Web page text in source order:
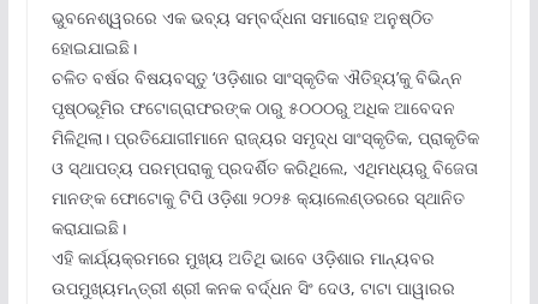
ଭୁବନେଶ୍ୱରରେ ଏକ ଭବ୍ୟ ସମ୍ବର୍ଦ୍ଧନା ସମାରୋହ ଅନୁଷ୍ଠିତ
ହୋଇଯାଇଛି।
ଚଳିତ ବର୍ଷର ବିଷୟବସ୍ତୁ ‘ଓଡ଼ିଶାର ସାଂସ୍କୃତିକ ଐତିହ୍ୟ’କୁ ବିଭିନ୍ନ
ପୃଷ୍ଠଭୂମିର ଫଟୋଗ୍ରାଫରଙ୍କ ଠାରୁ ୫୦୦୦ରୁ ଅଧିକ ଆବେଦନ
ମିଳିଥିଲା। ପ୍ରତିଯୋଗୀମାନେ ରାଜ୍ୟର ସମୃଦ୍ଧ ସାଂସ୍କୃତିକ, ପ୍ରାକୃତିକ
ଓ ସ୍ଥାପତ୍ୟ ପରମ୍ପରାକୁ ପ୍ରଦର୍ଶିତ କରିଥିଲେ, ଏଥିମଧ୍ୟରୁ ବିଜେତା
ମାନଙ୍କ ଫୋଟୋକୁ ଟିପି ଓଡ଼ିଶା ୨୦୨୫ କ୍ୟାଲେଣ୍ଡରରେ ସ୍ଥାନିତ
କରାଯାଇଛି।
ଏହି କାର୍ଯ୍ୟକ୍ରମରେ ମୁଖ୍ୟ ଅତିଥି ଭାବେ ଓଡ଼ିଶାର ମାନ୍ୟବର
ଉପମୁଖ୍ୟମନ୍ତ୍ରୀ ଶ୍ରୀ କନକ ବର୍ଦ୍ଧନ ସିଂ ଦେଓ, ଟାଟା ପାୱାରର